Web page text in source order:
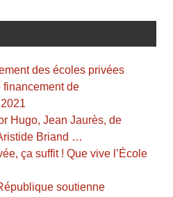
des écoles privées
financement de
Hugo, Jean Jaurès, de
Briand …
ça suffit ! Que vive l’École
soutienne